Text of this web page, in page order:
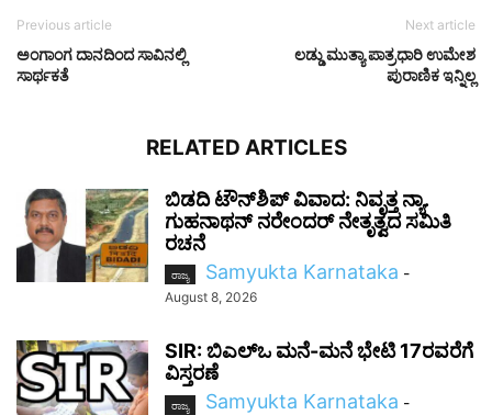
Previous article
ಅಂಗಾಂಗ ದಾನದಿಂದ ಸಾವಿನಲ್ಲಿ
ಸಾರ್ಥಕತೆ
Next article
ಲಡ್ಡು ಮುತ್ಯಾ ಪಾತ್ರಧಾರಿ ಉಮೇಶ
ಪುರಾಣಿಕ ಇನ್ನಿಲ್ಲ
RELATED ARTICLES
ಬಿಡದಿ ಟೌನ್‌ಶಿಪ್ ವಿವಾದ: ನಿವೃತ್ತ ನ್ಯಾ.
ಗುಹನಾಥನ್ ನರೇಂದರ್ ನೇತೃತ್ವದ ಸಮಿತಿ
ರಚನೆ
ರಾಜ್ಯ Samyukta Karnataka -
August 8, 2026
SIR: ಬಿಎಲ್ಒ ಮನೆ-ಮನೆ ಭೇಟಿ 17ರವರೆಗೆ
ವಿಸ್ತರಣೆ
ರಾಜ್ಯ Samyukta Karnataka -